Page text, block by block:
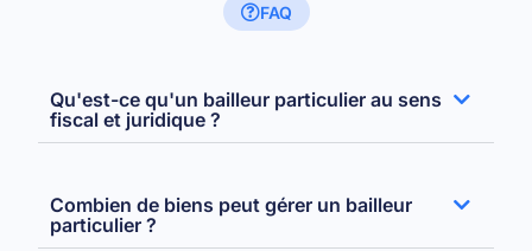
FAQ
Qu'est-ce qu'un bailleur particulier au sens
fiscal et juridique ?
Combien de biens peut gérer un bailleur
particulier ?